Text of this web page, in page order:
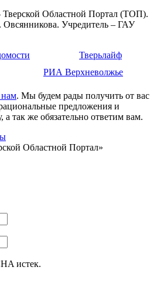
Тверской Областной Портал (ТОП).
Учредитель – ГАУ
Тверьлайф
РИА Верхневолжье
нам. Мы будем рады получить от вас
предложения и
так же обязательно ответим вам.
Областной Портал»
истек.